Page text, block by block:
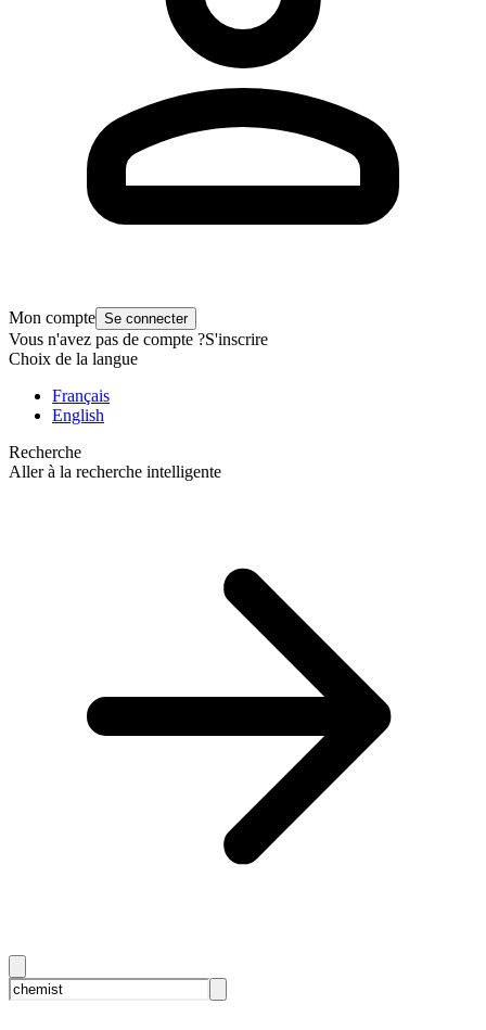
Mon compte Se connecter
Vous n'avez pas de compte ?S'inscrire
Choix de la langue
Français
English
Recherche
Aller à la recherche intelligente